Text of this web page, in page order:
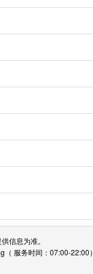
信息为准。
服务时间：07:00-22:00）